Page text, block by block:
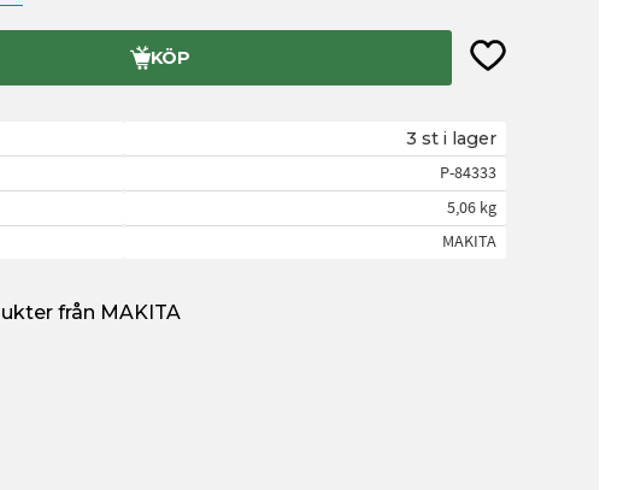
KÖP Lägg till i
3 st i lager
P-84333
5,06 kg
MAKITA
från MAKITA